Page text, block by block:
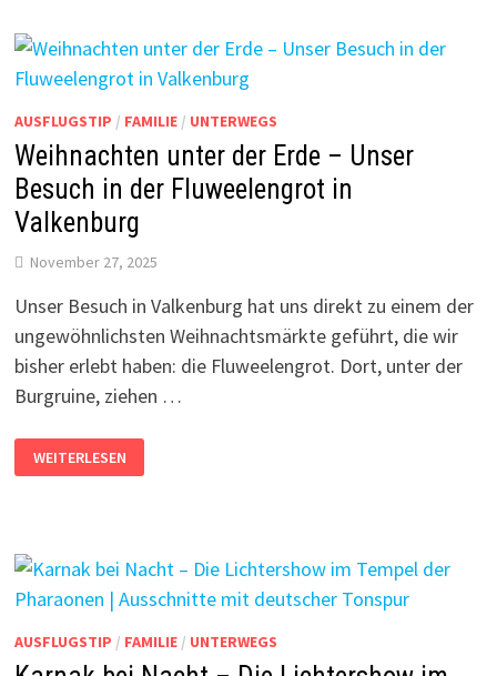
GANZ
KLAR
HIGHLIGHT
VALKENBURG
AUSFLUGSTIP / FAMILIE/ UNTERWEGS
Weihnachten unter der Erde – Unser
Besuch in der Fluweelengrot in
Valkenburg
November 27, 2025
Unser Besuch in Valkenburg hat uns direkt zu einem der
ungewöhnlichsten Weihnachtsmärkte geführt, die wir
bisher erlebt haben: die Fluweelengrot. Dort, unter der
Burgruine, ziehen …
UNTER
DER
IN
DER
FLUWEELENGROT
IN
VALKENBURG
WEITERLESEN
AUSFLUGSTIP / FAMILIE/ UNTERWEGS